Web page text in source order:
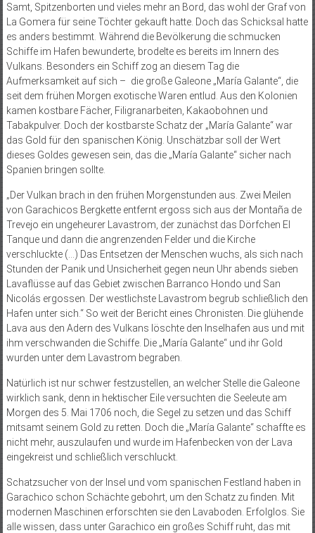
Samt, Spitzenborten und vieles mehr an Bord, das wohl der Graf von
La Gomera für seine Töchter gekauft hatte. Doch das Schicksal hatte
es anders bestimmt. Während die Bevölkerung die schmu­cken
Schiffe im Hafen bewunderte, brodelte es bereits im Innern des
Vulkans. Besonders ein Schiff zog an diesem Tag die
Aufmerksamkeit auf sich – die große Galeone „María Galante“, die
seit dem frühen Morgen exotische Waren entlud. Aus den Kolonien
kamen kostbare Fächer, Filigranarbeiten, Kakaobohnen und
Tabakpulver. Doch der kostbarste Schatz der „María Galante“ war
das Gold für den spanischen König. Unschätzbar soll der Wert
dieses Goldes gewesen sein, das die „María Galante“ sicher nach
Spanien bringen sollte.
„Der Vulkan brach in den frühen Morgenstunden aus. Zwei Meilen
von Garachicos Bergkette entfernt ergoss sich aus der Montaña de
Trevejo ein ungeheurer Lavastrom, der zu­nächst das Dörf­­chen El
Tan­que und dann die angrenzenden Felder und die Kirche
verschluckte (…) Das Entsetzen der Menschen wuchs, als sich nach
Stunden der Panik und Unsicherheit gegen neun Uhr abends sieben
Lavaflüsse auf das Gebiet zwischen Barranco Hondo und San
Nicolás ergossen. Der westlichste Lavastrom begrub schließlich den
Hafen unter sich.“ So weit der Bericht eines Chronisten. Die glühende
Lava aus den Adern des Vulkans löschte den Inselhafen aus und mit
ihm verschwanden die Schiffe. Die „María Galante“ und ihr Gold
wurden unter dem Lavastrom begraben.
Natürlich ist nur schwer festzustellen, an welcher Stelle die Galeone
wirklich sank, denn in hektischer Eile versuchten die Seeleute am
Morgen des 5. Mai 1706 noch, die Segel zu setzen und das Schiff
mitsamt seinem Gold zu retten. Doch die „María Galante“ schaffte es
nicht mehr, auszulaufen und wurde im Hafenbecken von der Lava
eingekreist und schließlich verschluckt.
Schatzsucher von der Insel und vom spanischen Festland haben in
Garachico schon Schächte gebohrt, um den Schatz zu finden. Mit
modernen Maschinen erforschten sie den Lavaboden. Erfolglos. Sie
alle wissen, dass unter Garachico ein großes Schiff ruht, das mit